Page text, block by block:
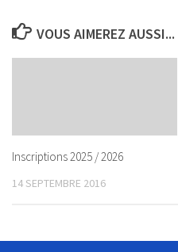
VOUS AIMEREZ AUSSI...
Inscriptions 2025 / 2026
14 SEPTEMBRE 2016